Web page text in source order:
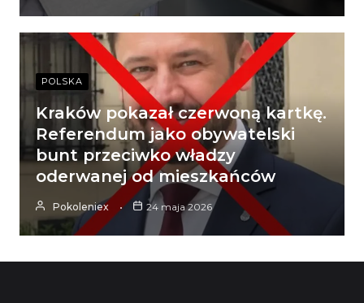
POLSKA
Kraków pokazał czerwoną kartkę.
Referendum jako obywatelski
bunt przeciwko władzy
oderwanej od mieszkańców
Pokoleniex 24 maja 2026